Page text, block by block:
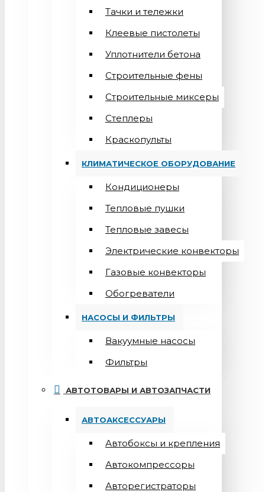
Тачки и тележки
Клеевые пистолеты
Уплотнители бетона
Строительные фены
Строительные миксеры
Степлеры
Краскопульты
КЛИМАТИЧЕСКОЕ ОБОРУДОВАНИЕ
Кондиционеры
Teпловые пушки
Тепловые завесы
Электрические конвекторы
Газовые конвекторы
Обогреватели
НАСОСЫ И ФИЛЬТРЫ
Вакуумные насосы
Фильтры
АВТОТОВАРЫ И АВТОЗАПЧАСТИ
АВТОАКСЕССУАРЫ
Автобоксы и крепления
Автокомпрессоры
Авторегистраторы